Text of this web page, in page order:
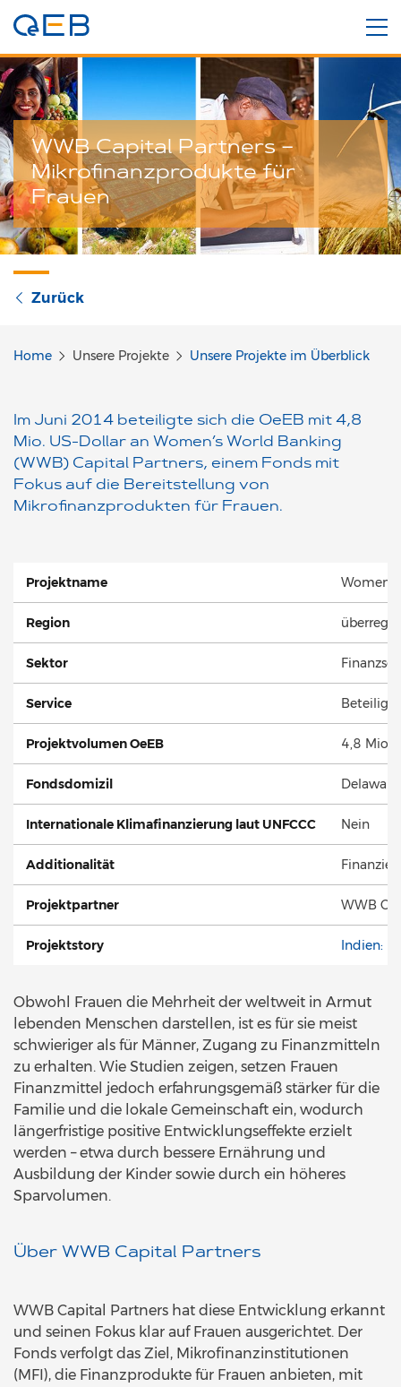
WWB Capital Partners –
Mikrofinanzprodukte für
Frauen
Zurück
Home Unsere Projekte Unsere Projekte im Überblick
Im Juni 2014 beteiligte sich die OeEB mit 4,8
Mio. US-Dollar an Women’s World Banking
(WWB) Capital Partners, einem Fonds mit
Fokus auf die Bereitstellung von
Mikrofinanzprodukten für Frauen.
Projektname
Region
Sektor
Service
Projektvolumen OeEB 4,8 Mio.
Fondsdomizil Delaware
Internationale Klimafinanzierung laut UNFCCC Nein
Additionalität
Projektpartner WWB
Projektstory Indien:
Obwohl Frauen die Mehrheit der weltweit in Armut
lebenden Menschen darstellen, ist es für sie meist
schwieriger als für Männer, Zugang zu Finanzmitteln
zu erhalten. Wie Studien zeigen, setzen Frauen
Finanzmittel jedoch erfahrungsgemäß stärker für die
Familie und die lokale Gemeinschaft ein, wodurch
längerfristige positive Entwicklungseffekte erzielt
werden – etwa durch bessere Ernährung und
Ausbildung der Kinder sowie durch ein höheres
Sparvolumen.
Über WWB Capital Partners
WWB Capital Partners hat diese Entwicklung erkannt
und seinen Fokus klar auf Frauen ausgerichtet. Der
Fonds verfolgt das Ziel, Mikrofinanzinstitutionen
(MFI), die Finanzprodukte für Frauen anbieten, mit